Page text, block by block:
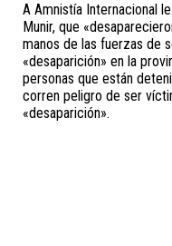
A Amnistía Internacional
Munir, que
manos de las fuerzas de
«desaparición» en la
personas que están
corren peligro de ser
«desaparición».